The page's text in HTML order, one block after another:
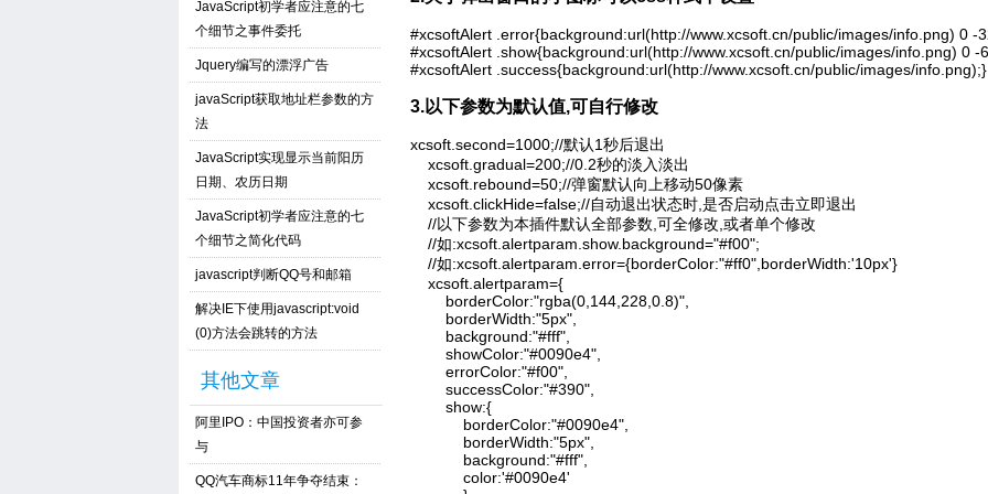
JavaScript初学者应注意的七
个细节之事件委托
Jquery编写的漂浮广告
javaScript获取地址栏参数的方
法
JavaScript实现显示当前阳历
日期、农历日期​
JavaScript初学者应注意的七
个细节之简化代码
javascript判断QQ号和邮箱
解决IE下使用javascript:void
(0)方法会跳转的方法
其他文章
阿里IPO：中国投资者亦可参
与
QQ汽车商标11年争夺结束：
#xcsoftAlert .error{background:url(http://www.xcsoft.cn/public/images/info.png) 0 -
#xcsoftAlert .show{background:url(http://www.xcsoft.cn/public/images/info.png) 0 -
#xcsoftAlert .success{background:url(http://www.xcsoft.cn/public/images/info.png);}
3.以下参数为默认值,可自行修改
xcsoft.second=1000;//默认1秒后退出
    xcsoft.gradual=200;//0.2秒的淡入淡出
    xcsoft.rebound=50;//弹窗默认向上移动50像素
    xcsoft.clickHide=false;//自动退出状态时,是否启动点击立即退出
    //以下参数为本插件默认全部参数,可全修改,或者单个修改
    //如:xcsoft.alertparam.show.background="#f00";
    //如:xcsoft.alertparam.error={borderColor:"#ff0",borderWidth:'10px'}
    xcsoft.alertparam={
        borderColor:"rgba(0,144,228,0.8)",
        borderWidth:"5px",
        background:"#fff",
        showColor:"#0090e4",
        errorColor:"#f00",
        successColor:"#390",
        show:{
            borderColor:"#0090e4",
            borderWidth:"5px",
            background:"#fff",
            color:'#0090e4'